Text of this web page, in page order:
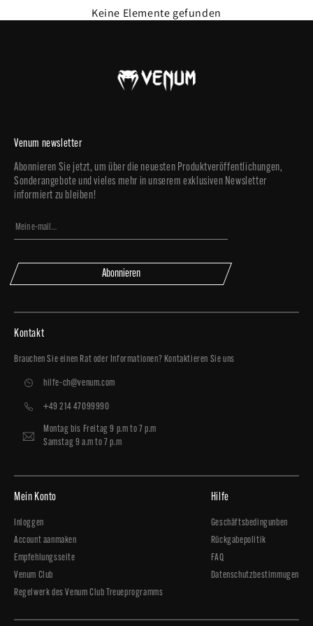
Keine Elemente gefunden
Venum newsletter
Abonnieren Sie jetzt, um über die neuesten Produktveröffentlichungen,
Sonderangebote und vieles mehr in unserem exklusiven Newsletter
informiert zu bleiben!
Abonnieren
Kontakt
Brauchen Sie einen Rat oder Informationen? Kontaktieren Sie uns
hilfe-ch@venum.com
+49 214 47099990
Montag bis Freitag 9 p.m to 7 p.m
Samstag 9 a.m to 7 p.m
Mein Konto
Inloggen
Account aanmaken
Empfehlungsseite
Venum Club
Regelwerk des Venum Club Treueprogramms
Hilfe
Geschäftsbedingunben
Rückgabepolitik
FAQ
Datenschutzbestimmugen